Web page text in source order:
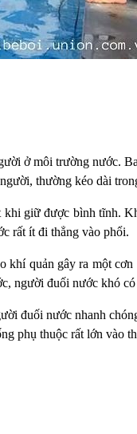
ở môi trường nước.
thường kéo dài
giữ được bình tĩnh.
rất ít đi thẳng vào phổi.
khí quản gây ra một
người đuối nước khó
đuối nước nhanh
phụ thuộc rất lớn vào